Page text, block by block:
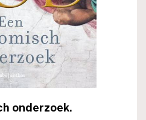
onderzoek.